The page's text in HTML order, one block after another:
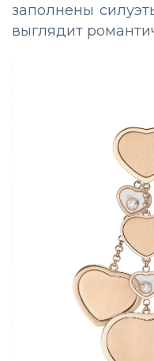
заполнены
выглядит